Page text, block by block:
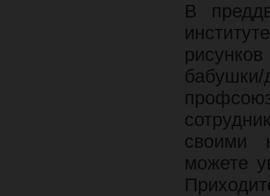
В
своими
можете